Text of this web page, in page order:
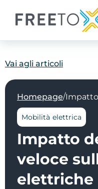
Vai agli articoli
Homepage/
Mobilità elettrica
Impatto
veloce
elettriche